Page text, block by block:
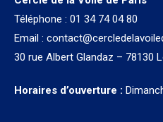
Téléphone : 01 34 74 04 80
Email :
30 rue Albert Glandaz – 78130
Horaires d’ouverture :